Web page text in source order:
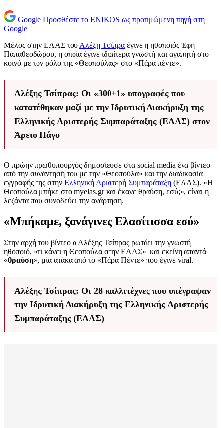
Google Προσθέστε το ENIKOS ως προτιμώμενη πηγή στη
Google
Μέλος στην ΕΛΑΣ του Αλέξη Τσίπρα έγινε η ηθοποιός Έφη
Παπαθεοδώρου, η οποία έγινε ιδιαίτερα γνωστή και αγαπητή στο
κοινό με τον ρόλο της «Θεοπούλας» στο «Πάρα πέντε».
Αλέξης Τσίπρας: Οι «300+1» υπογραφές που
κατατέθηκαν μαζί με την Ιδρυτική Διακήρυξη της
Ελληνικής Αριστερής Συμπαράταξης (ΕΛΑΣ) στον
Άρειο Πάγο
Ο πρώην πρωθυπουργός δημοσίευσε στα social media ένα βίντεο
από την συνάντησή του με την «Θεοπούλα» και την διαδικασία
εγγραφής της στην Ελληνική Αριστερή Συμπαράταξη (ΕΛΑΣ). «Η
Θεοπούλα μπήκε στο myelas.gr και έκανε θραύση, εσύ;», είναι η
λεζάντα που συνοδεύει την ανάρτηση.
«Μπήκαμε, ξανάγινες Ελασίτισσα εσύ»
Στην αρχή του βίντεο ο Αλέξης Τσίπρας ρωτάει την γνωστή
ηθοποιό, «τι κάνει η Θεοπούλα στην ΕΛΑΣ», και εκείνη απαντά
«θραύση», μία ατάκα από το «Πάρα Πέντε» που έγινε viral.
Αλέξης Τσίπρας: Οι 28 καλλιτέχνες που υπέγραψαν
την Ιδρυτική Διακήρυξη της Ελληνικής Αριστερής
Συμπαράταξης (ΕΛΑΣ)